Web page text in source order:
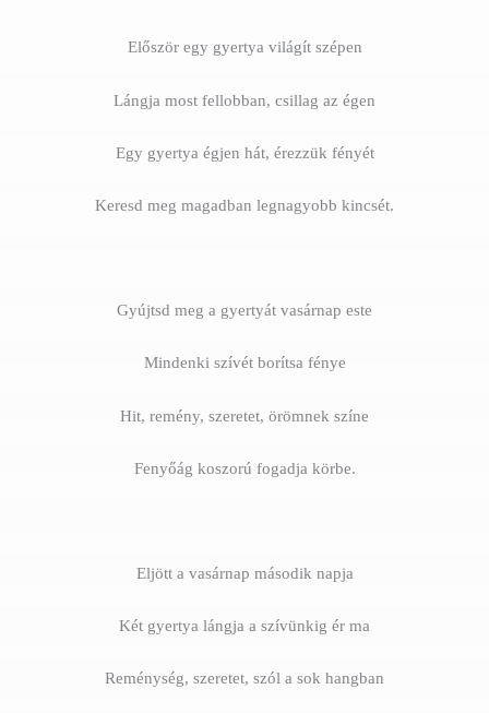
Először egy gyertya világít szépen
Lángja most fellobban, csillag az égen
Egy gyertya égjen hát, érezzük fényét
Keresd meg magadban legnagyobb kincsét.
Gyújtsd meg a gyertyát vasárnap este
Mindenki szívét borítsa fénye
Hit, remény, szeretet, örömnek színe
Fenyőág koszorú fogadja körbe.
Eljött a vasárnap második napja
Két gyertya lángja a szívünkig ér ma
Reménység, szeretet, szól a sok hangban